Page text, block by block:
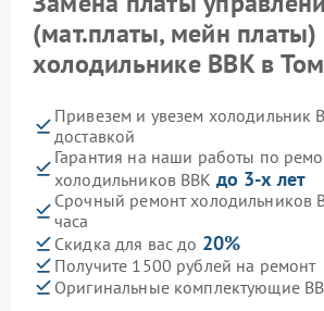
(мат.платы, мейн платы)
холодильнике BBK в
Привезем и увезем холодильник
доставкой
Гарантия на наши работы по
холодильников BBK до 3-х лет
Срочный ремонт холодильников
часа
Скидка для вас до 20%
Получите 1500 рублей на ремонт
Оригинальные комплектующие